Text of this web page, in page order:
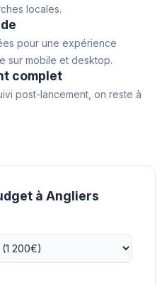
locales.
pour une expérience
sur mobile et desktop.
complet
post-lancement, on reste à
à Angliers